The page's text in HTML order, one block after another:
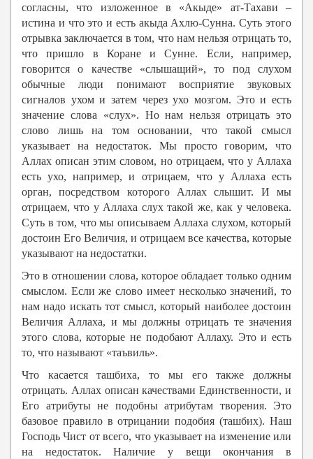
согласны, что изложенное в «Акыде» ат-Тахави –
истина и что это и есть акыда Ахлю-Сунна. Суть этого
отрывка заключается в том, что нам нельзя отрицать то,
что пришло в Коране и Сунне. Если, например,
говорится о качестве «слышащий», то под слухом
обычные люди понимают восприятие звуковых
сигналов ухом и затем через ухо мозгом. Это и есть
значение слова «слух». Но нам нельзя отрицать это
слово лишь на том основании, что такой смысл
указывает на недостаток. Мы просто говорим, что
Аллах описан этим словом, но отрицаем, что у Аллаха
есть ухо, например, и отрицаем, что у Аллаха есть
орган, посредством которого Аллах слышит. И мы
отрицаем, что у Аллаха слух такой же, как у человека.
Суть в том, что мы описываем Аллаха слухом, который
достоин Его Величия, и отрицаем все качества, которые
указывают на недостатки.
Это в отношении слова, которое обладает только одним
смыслом. Если же слово имеет несколько значений, то
нам надо искать тот смысл, который наиболее достоин
Величия Аллаха, и мы должны отрицать те значения
этого слова, которые не подобают Аллаху. Это и есть
то, что называют «таъвиль».
Что касается ташбиха, то мы его также должны
отрицать. Аллах описан качествами Единственности, и
Его атрибуты не подобны атрибутам творения. Это
базовое правило в отрицании подобия (ташбих). Наш
Господь Чист от всего, что указывает на изменение или
на недостаток.
Наличие у вещи окончания в